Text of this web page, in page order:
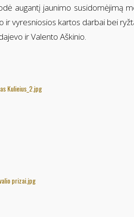
augantį jaunimo susidomėjimą
ir vyresniosios kartos darbai bei
ir Valento Aškinio.